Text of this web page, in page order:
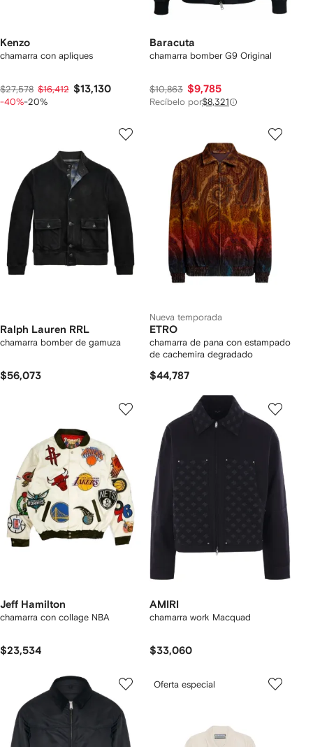
Kenzo
chamarra con apliques
$27,578 $16,412 $13,130
-40%-20%
Baracuta
chamarra bomber G9 Original
$10,863 $9,785
Recíbelo por$8,321
Ralph Lauren RRL
chamarra bomber de gamuza
$56,073
Nueva temporada
ETRO
chamarra de pana con estampado
de cachemira degradado
$44,787
Jeff Hamilton
chamarra con collage NBA
$23,534
AMIRI
chamarra work Macquad
$33,060
Oferta especial